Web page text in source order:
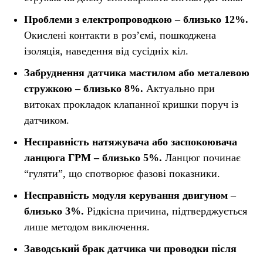
Проблеми з електропроводкою – близько 12%.
Окислені контакти в роз’ємі, пошкоджена
ізоляція, наведення від сусідніх кіл.
Забруднення датчика мастилом або металевою
стружкою – близько 8%. Актуально при
витоках прокладок клапанної кришки поруч із
датчиком.
Несправність натяжувача або заспокоювача
ланцюга ГРМ – близько 5%. Ланцюг починає
“гуляти”, що спотворює фазові показники.
Несправність модуля керування двигуном –
близько 3%. Рідкісна причина, підтверджується
лише методом виключення.
Заводський брак датчика чи проводки після